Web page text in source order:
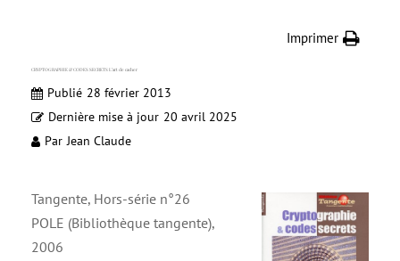
Imprimer
CRYPTOGRAPHIE & CODES SECRETS L’art de cacher
Publié 28 février 2013
Dernière mise à jour 20 avril 2025
Par Jean Claude
Tangente, Hors-série n°26
POLE (Bibliothèque tangente),
2006